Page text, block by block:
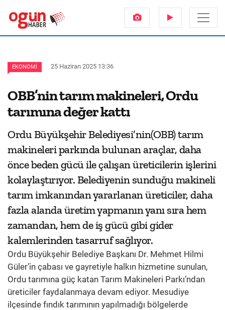
EKONOMI 25 Haziran 2025 13:36
OBB’nin tarım makineleri, Ordu
tarımına değer kattı
Ordu Büyükşehir Belediyesi’nin(OBB) tarım
makineleri parkında bulunan araçlar, daha
önce beden gücü ile çalışan üreticilerin işlerini
kolaylaştırıyor. Belediyenin sunduğu makineli
tarım imkanından yararlanan üreticiler, daha
fazla alanda üretim yapmanın yanı sıra hem
zamandan, hem de iş gücü gibi gider
kalemlerinden tasarruf sağlıyor.
Ordu Büyükşehir Belediye Başkanı Dr. Mehmet Hilmi
Güler’in çabası ve gayretiyle halkın hizmetine sunulan,
Ordu tarımına güç katan Tarım Makineleri Parkı’ndan
üreticiler faydalanmaya devam ediyor. Mesudiye
ilçesinde fındık tarımının yapılmadığı bölgelerde